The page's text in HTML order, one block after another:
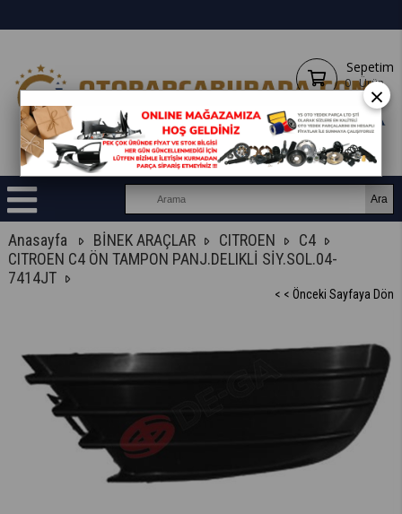
Sepetim
0 Ürün
Anasayfa BİNEK ARAÇLAR CITROEN
C4
CITROEN C4 ÖN TAMPON PANJ.DELIKLİ SİY.SOL.04-
7414JT
< < Önceki Sayfaya Dön
×